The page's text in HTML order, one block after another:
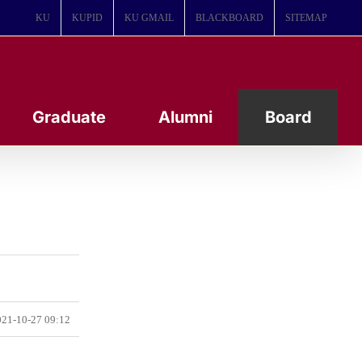
KU KUPID KU GMAIL BLACKBOARD SITEMAP
Graduate Alumni Board
10-27 09:12